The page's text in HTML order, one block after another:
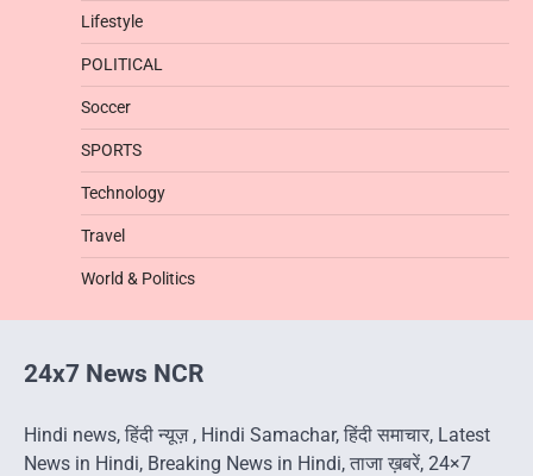
Lifestyle
POLITICAL
Soccer
SPORTS
Technology
Travel
World & Politics
24x7 News NCR
Hindi news, हिंदी न्यूज़ , Hindi Samachar, हिंदी समाचार, Latest
News in Hindi, Breaking News in Hindi, ताजा ख़बरें, 24×7